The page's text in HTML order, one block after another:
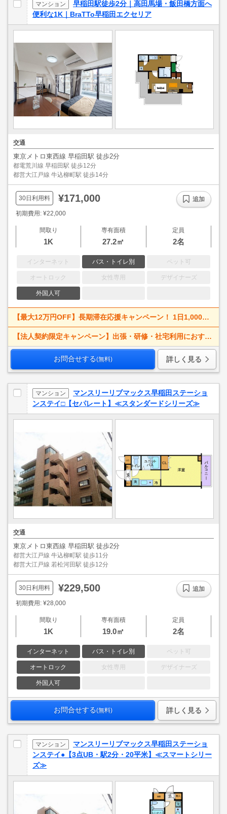
マンション
早稲田駅徒歩2分｜高田馬場・飯田橋方面へ
便利な1K｜BraTTo早稲田エクセリア
交通
東京メトロ東西線 早稲田駅 徒歩2分
都電荒川線 早稲田駅 徒歩12分
都営大江戸線 牛込柳町駅 徒歩14分
30日利用料 ¥171,000
初期費用: ¥22,000
間取り
1K
専有面積
27.2㎡
定員
2名
インターネット バス・トイレ別 ペット可
オートロック 女性専用 デザイナーズ
外国人可
追加
【最大12万円OFF】長期滞在応援キャンペーン！ 1日1,000円割引で、出張・研修・仮住まいにもおすすめ。
【法人契約限定キャンペーン】出張・研修・社宅利用におすすめ！
お問合せする(無料) 詳しく見る
マンション
マンスリーリブマックス早稲田ステーショ
ンステイ□【セパレート】≪スタンダードシリーズ≫
交通
東京メトロ東西線 早稲田駅 徒歩2分
都営大江戸線 牛込柳町駅 徒歩11分
都営大江戸線 若松河田駅 徒歩12分
30日利用料 ¥229,500
初期費用: ¥28,000
間取り
1K
専有面積
19.0㎡
定員
2名
インターネット バス・トイレ別 ペット可
オートロック 女性専用 デザイナーズ
外国人可
追加
お問合せする(無料) 詳しく見る
マンション
マンスリーリブマックス早稲田ステーショ
ンステイ●【3点UB・駅2分・20平米】≪スマートシリー
ズ≫